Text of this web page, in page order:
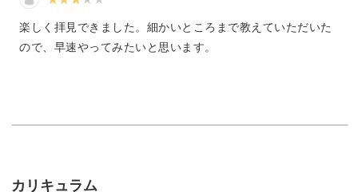
楽しく拝見できました。細かいところまで教えていただいた
ので、早速やってみたいと思います。
カリキュラム